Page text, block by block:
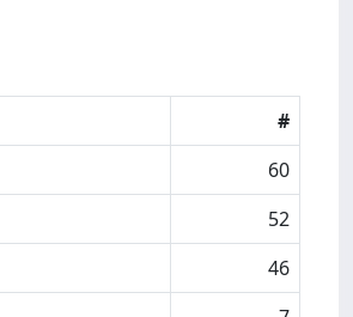
#
60
52
46